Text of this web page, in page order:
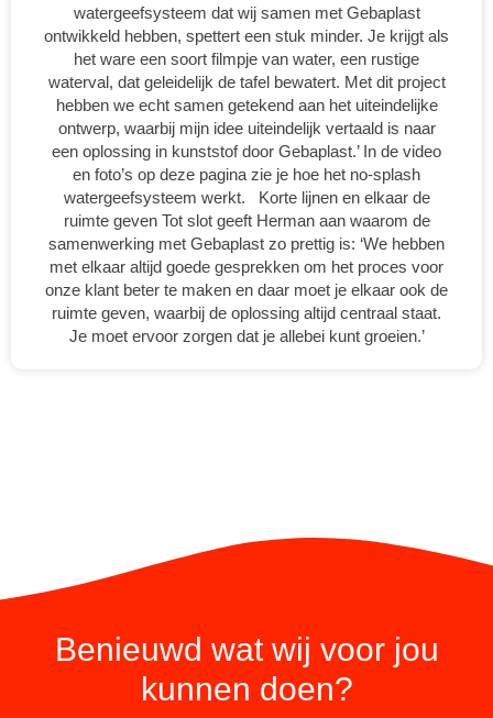
watergeefsysteem dat wij samen met Gebaplast
ontwikkeld hebben, spettert een stuk minder. Je krijgt als
het ware een soort filmpje van water, een rustige
waterval, dat geleidelijk de tafel bewatert. Met dit project
hebben we echt samen getekend aan het uiteindelijke
ontwerp, waarbij mijn idee uiteindelijk vertaald is naar
een oplossing in kunststof door Gebaplast.’ In de video
en foto’s op deze pagina zie je hoe het no-splash
watergeefsysteem werkt. Korte lijnen en elkaar de
ruimte geven Tot slot geeft Herman aan waarom de
samenwerking met Gebaplast zo prettig is: ‘We hebben
met elkaar altijd goede gesprekken om het proces voor
onze klant beter te maken en daar moet je elkaar ook de
ruimte geven, waarbij de oplossing altijd centraal staat.
Je moet ervoor zorgen dat je allebei kunt groeien.’
Benieuwd wat wij voor jou
kunnen doen?